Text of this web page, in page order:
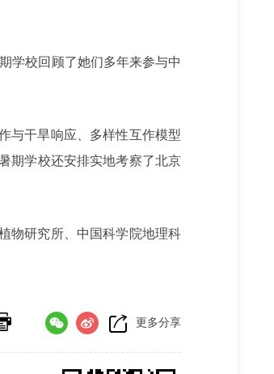
学校回顾了她们多年来参与中
与干旱响应、多样性互作模型
期学校还安排实地考察了北京
物研究所、中国科学院地理科
更多分享